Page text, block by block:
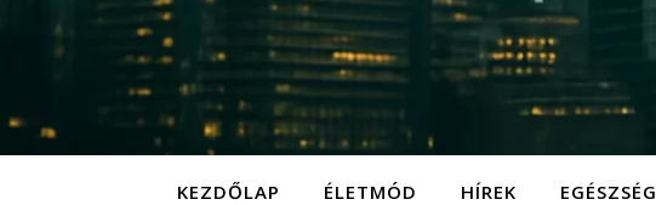
KEZDŐLAP ÉLETMÓD HÍREK EGÉSZSÉG